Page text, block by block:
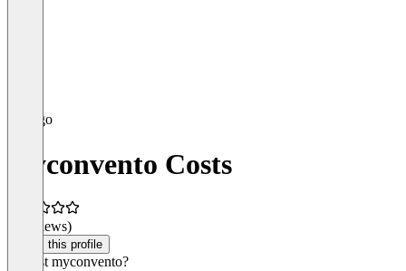
myconvento Costs
(0 reviews)
Claim this profile
Was ist myconvento?